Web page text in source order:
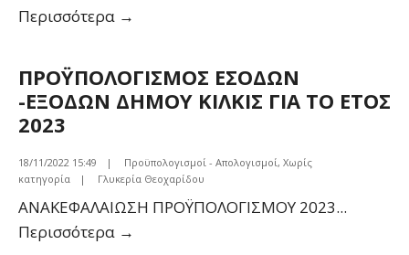
Περισσότερα →
ΕΞΟΔΩΝ
ΔΗΜΟΥ
ΓΙΑ
ΤΟ
ΕΤΟΣ
ΠΡΟΫΠΟΛΟΓΙΣΜΟΣ ΕΣΟΔΩΝ
-ΕΞΟΔΩΝ ΔΗΜΟΥ ΚΙΛΚΙΣ ΓΙΑ ΤΟ ΕΤΟΣ
2023
18/11/2022 15:49 | Προϋπολογισμοί - Απολογισμοί, Χωρίς
κατηγορία
| Γλυκερία Θεοχαρίδου
ΑΝΑΚΕΦΑΛΑΙΩΣΗ ΠΡΟΫΠΟΛΟΓΙΣΜΟΥ 2023...
Περισσότερα →